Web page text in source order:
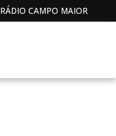
RÁDIO CAMPO MAIOR